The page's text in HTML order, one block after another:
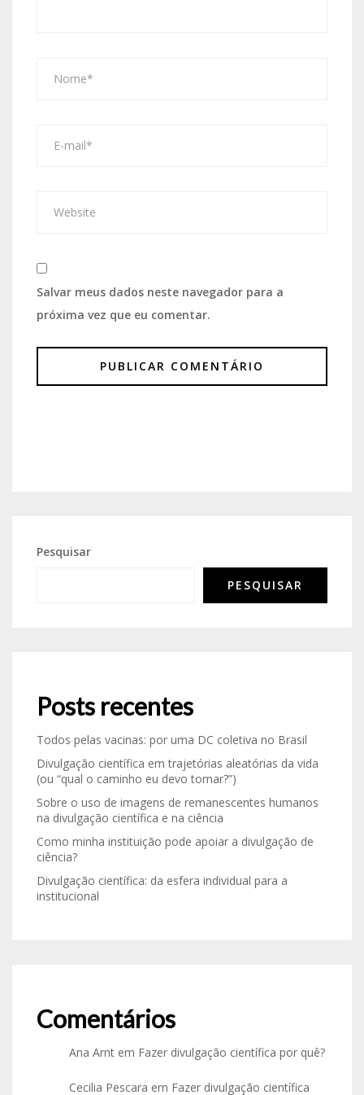
Salvar meus dados neste navegador para a
próxima vez que eu comentar.
Pesquisar
PESQUISAR
Posts recentes
Todos pelas vacinas: por uma DC coletiva no Brasil
Divulgação científica em trajetórias aleatórias da vida
(ou “qual o caminho eu devo tomar?”)
Sobre o uso de imagens de remanescentes humanos
na divulgação científica e na ciência
Como minha instituição pode apoiar a divulgação de
ciência?
Divulgação científica: da esfera individual para a
institucional
Comentários
Ana Arnt em Fazer divulgação científica por quê?
Cecilia Pescara em Fazer divulgação científica